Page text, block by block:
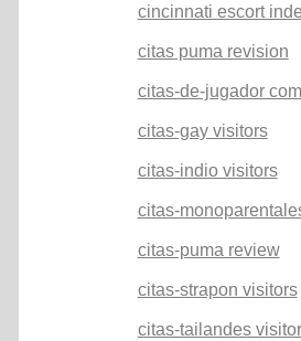
cincinnati escort
citas puma revision
citas-de-jugador
citas-gay visitors
citas-indio visitors
citas-
citas-puma review
citas-strapon visitors
citas-tailandes